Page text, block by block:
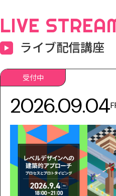
LIVE
ライブ配信講座
受付中
2026.09.04